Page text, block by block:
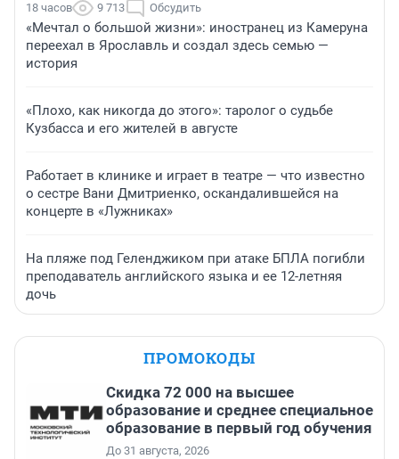
18 часов 9 713 Обсудить
«Мечтал о большой жизни»: иностранец из Камеруна
переехал в Ярославль и создал здесь семью —
история
«Плохо, как никогда до этого»: таролог о судьбе
Кузбасса и его жителей в августе
Работает в клинике и играет в театре — что известно
о сестре Вани Дмитриенко, оскандалившейся на
концерте в «Лужниках»
На пляже под Геленджиком при атаке БПЛА погибли
преподаватель английского языка и ее 12-летняя
дочь
ПРОМОКОДЫ
Скидка 72 000 на высшее
образование и среднее специальное
образование в первый год обучения
До 31 августа, 2026